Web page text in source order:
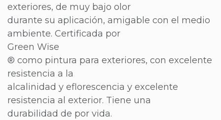
exteriores, de muy bajo olor
durante su aplicación, amigable con el medio
ambiente. Certificada por
Green Wise
® como pintura para exteriores, con excelente
resistencia a la
alcalinidad y eflorescencia y excelente
resistencia al exterior. Tiene una
durabilidad de por vida.